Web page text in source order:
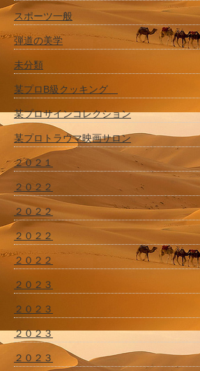
スポーツ一般
弾道の美学
未分類
某プロB級クッキング
某プロサインコレクション
某プロトラウマ映画サロン
２０２１
２０２２
２０２２
２０２２
２０２２
２０２３
２０２３
２０２３
２０２３